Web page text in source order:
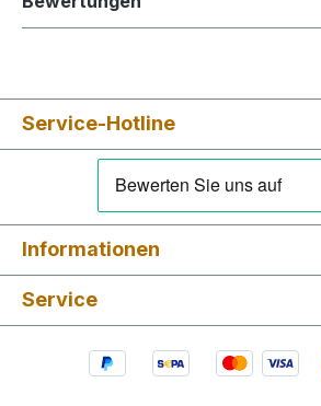
Service-Hotline
Informationen
Service